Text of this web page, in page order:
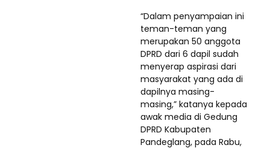
“Dalam penyampaian ini
teman-teman yang
merupakan 50 anggota
DPRD dari 6 dapil sudah
menyerap aspirasi dari
masyarakat yang ada di
dapilnya masing-
masing,” katanya kepada
awak media di Gedung
DPRD Kabupaten
Pandeglang, pada Rabu,